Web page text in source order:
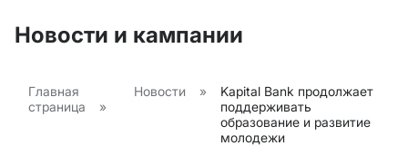
Новости и кампании
Главная
страница
»
Новости »
Kapital Bank продолжает
поддерживать
образование и развитие
молодежи